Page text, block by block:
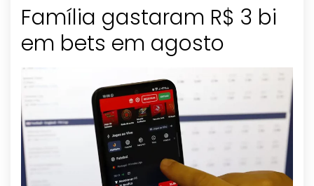
Família gastaram R$ 3 bi
em bets em agosto